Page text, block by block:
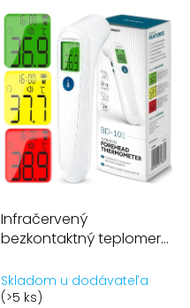
Infračervený
bezkontaktný teplomer
Skladom u dodávateľa
(>5 ks)